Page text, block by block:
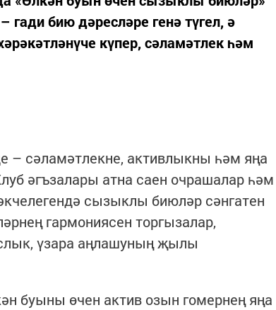
бию дәресләре генә түгел, ә
күпер, сәламәтлек һәм
– сәламәтлекне, активлыкны һәм яңа
әгъзалары атна саен очрашалар һәм
сызыклы биюләр сәнгатен
гармониясен торгызалар,
үзара аңлашуның җылы
буыны өчен актив озын гомернең яңа